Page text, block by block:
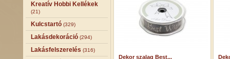
Kreatív Hobbi Kellékek
(21)
Kulcstartó (329)
Lakásdekoráció (294)
Lakásfelszerelés (316)
Dekor szalag Best...